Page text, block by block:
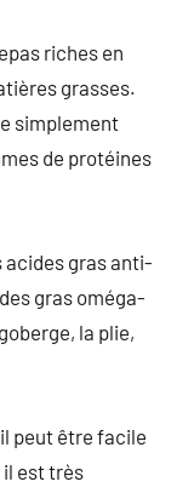
riches en
grasses.
simplement
de protéines
acides gras anti-
gras oméga-
la plie,
peut être facile
il est très